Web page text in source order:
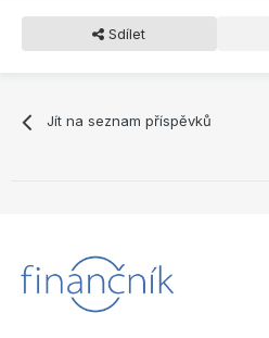
Sdílet
Jít na seznam příspěvků